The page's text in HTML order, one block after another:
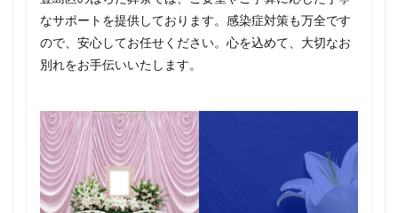
なサポートを提供しております。感染症対策も万全です
ので、安心してお任せください。心を込めて、大切なお
別れをお手伝いいたします。